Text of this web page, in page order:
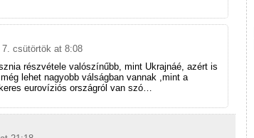
csütörtök at 8:08
részvétele valószínűbb, mint Ukrajnáé, azért is
lehet nagyobb válságban vannak ,mint a
eurovíziós országról van szó…